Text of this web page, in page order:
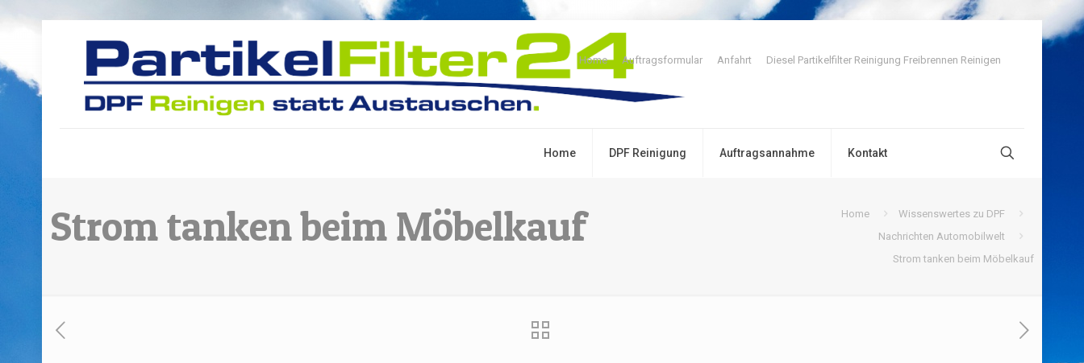
Home DPF Reinigung Auftragsannahme Kontakt
Home Auftragsformular Anfahrt Diesel Partikelfilter Reinigung Freibrennen Reinigen
Strom tanken beim Möbelkauf Home
Wissenswertes zu DPF
Nachrichten Automobilwelt
Strom tanken beim Möbelkauf